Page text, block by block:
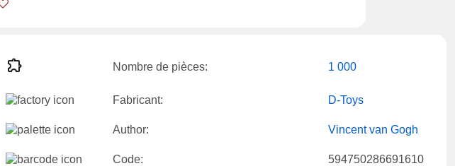
Nombre de pièces: 1 000
Fabricant: D-Toys
Author: Vincent van Gogh
Code: 594750286691610